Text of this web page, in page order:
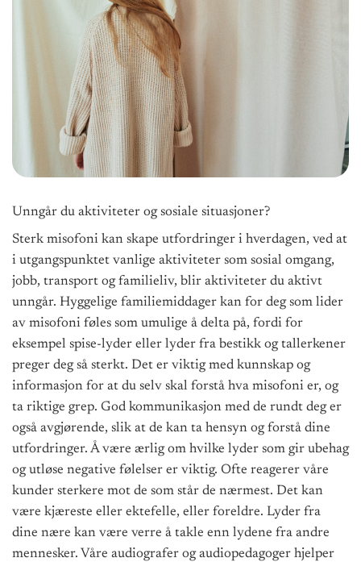
Unngår du aktiviteter og sosiale situasjoner?
Sterk misofoni kan skape utfordringer i hverdagen, ved at
i utgangspunktet vanlige aktiviteter som sosial omgang,
jobb, transport og familieliv, blir aktiviteter du aktivt
unngår. Hyggelige familiemiddager kan for deg som lider
av misofoni føles som umulige å delta på, fordi for
eksempel spise-lyder eller lyder fra bestikk og tallerkener
preger deg så sterkt. Det er viktig med kunnskap og
informasjon for at du selv skal forstå hva misofoni er, og
ta riktige grep. God kommunikasjon med de rundt deg er
også avgjørende, slik at de kan ta hensyn og forstå dine
utfordringer. Å være ærlig om hvilke lyder som gir ubehag
og utløse negative følelser er viktig. Ofte reagerer våre
kunder sterkere mot de som står de nærmest. Det kan
være kjæreste eller ektefelle, eller foreldre. Lyder fra
dine nære kan være verre å takle enn lydene fra andre
mennesker. Våre audiografer og audiopedagoger hjelper